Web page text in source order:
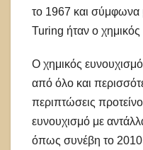
το 1967 και σύμφωνα
Turing ήταν ο χημικός
Ο χημικός
από όλο και
περιπτώσεις
ευνουχισμό με
όπως συνέβη το 2010